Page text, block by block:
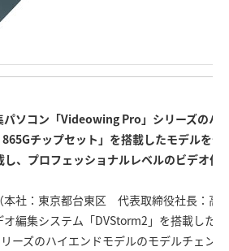
パソコン「Videowing Pro」シリーズのハ
チップセット」を搭載したモデルを発
し、プロフェッショナルレベルのビデオ作
本社：東京都台東区 代表取締役社長：高
編集システム「DVStorm2」を搭載した
ーズのハイエンドモデルのモデルチェン